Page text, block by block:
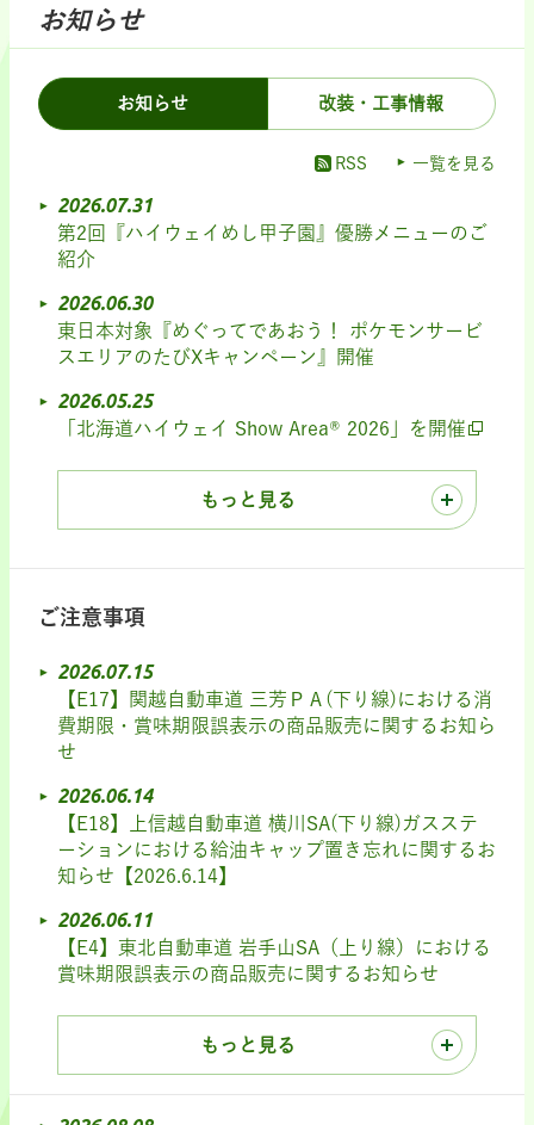
お知らせ
お知らせ 改装・工事情報
RSS 一覧を見る
2026.07.31
第2回『ハイウェイめし甲子園』優勝メニューのご
紹介
2026.06.30
東日本対象『めぐってであおう！ ポケモンサービ
スエリアのたびXキャンペーン』開催
2026.05.25
「北海道ハイウェイ Show Area® 2026」を開催
もっと見る
ご注意事項
2026.07.15
【E17】関越自動車道 三芳ＰＡ(下り線)における消
費期限・賞味期限誤表示の商品販売に関するお知ら
せ
2026.06.14
【E18】上信越自動車道 横川SA(下り線)ガスステ
ーションにおける給油キャップ置き忘れに関するお
知らせ【2026.6.14】
2026.06.11
【E4】東北自動車道 岩手山SA（上り線）における
賞味期限誤表示の商品販売に関するお知らせ
もっと見る